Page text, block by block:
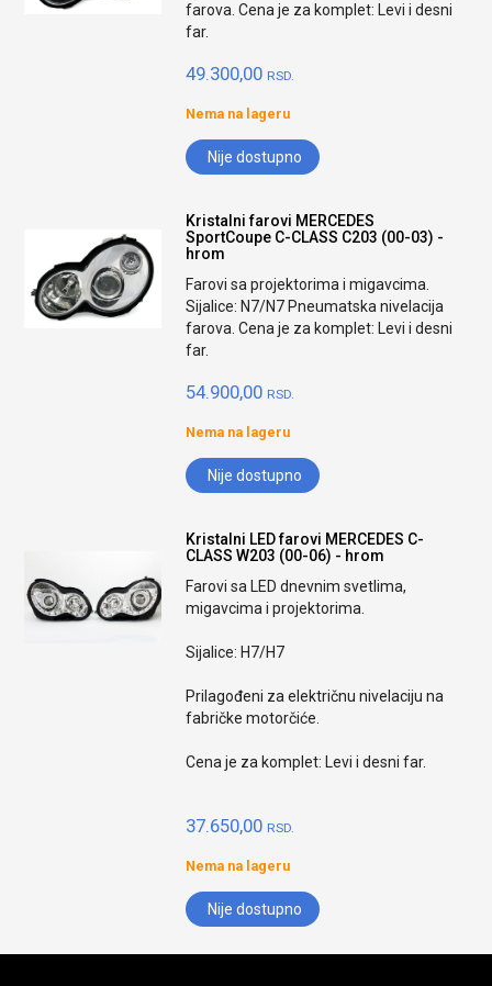
farova. Cena je za komplet: Levi i desni
far.
49.300,00 RSD.
Nema na lageru
Nije dostupno
Kristalni farovi MERCEDES
SportCoupe C-CLASS C203 (00-03) -
hrom
Farovi sa projektorima i migavcima.
Sijalice: N7/N7 Pneumatska nivelacija
farova. Cena je za komplet: Levi i desni
far.
54.900,00 RSD.
Nema na lageru
Nije dostupno
Kristalni LED farovi MERCEDES C-
CLASS W203 (00-06) - hrom
Farovi sa LED dnevnim svetlima,
migavcima i projektorima.
Sijalice: H7/H7
Prilagođeni za električnu nivelaciju na
fabričke motorčiće.
Cena je za komplet: Levi i desni far.
37.650,00 RSD.
Nema na lageru
Nije dostupno